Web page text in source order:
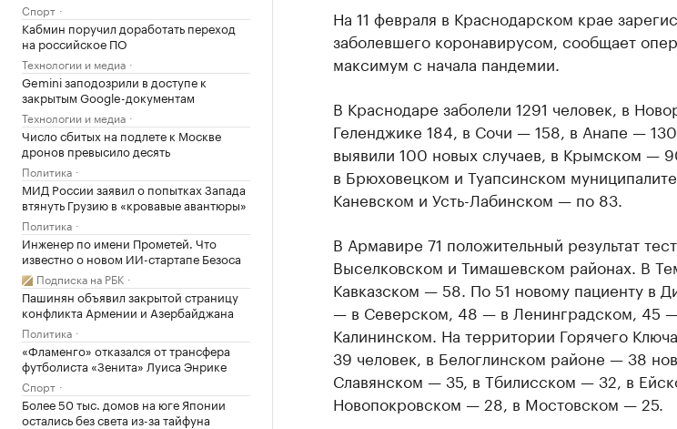
Спорт
Кабмин поручил доработать переход
на российское ПО
Технологии и медиа
Gemini заподозрили в доступе к
закрытым Google-документам
Технологии и медиа
Число сбитых на подлете к Москве
дронов превысило десять
Политика
МИД России заявил о попытках Запада
втянуть Грузию в «кровавые авантюры»
Политика
Инженер по имени Прометей. Что
известно о новом ИИ-стартапе Безоса
Подписка на РБК
Пашинян объявил закрытой страницу
конфликта Армении и Азербайджана
Политика
«Фламенго» отказался от трансфера
футболиста «Зенита» Луиса Энрике
Спорт
Более 50 тыс. домов на юге Японии
остались без света из-за тайфуна
На 11 февраля в Краснодарском крае
заболевшего коронавирусом, сообщает
максимум с начала пандемии.
В Краснодаре заболели 1291 человек, в
Геленджике 184, в Сочи — 158, в Анапе —
выявили 100 новых случаев, в Крымском —
в Брюховецком и Туапсинском
Каневском и Усть-Лабинском — по 83.
В Армавире 71 положительный результат
Выселковском и Тимашевском районах. В
Кавказском — 58. По 51 новому пациенту в
— в Северском, 48 — в Ленинградском, 45
Калининском. На территории Горячего
39 человек, в Белоглинском районе — 38
Славянском — 35, в Тбилисском — 32, в
Новопокровском — 28, в Мостовском — 25.